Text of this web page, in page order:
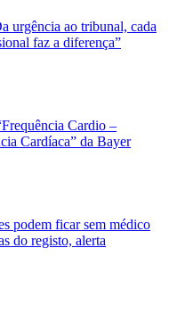
urgência ao tribunal, cada
faz a diferença”
Cardio –
Cardíaca” da Bayer
podem ficar sem médico
do registo, alerta